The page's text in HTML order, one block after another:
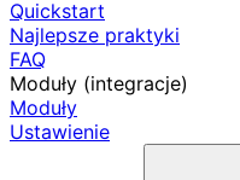
Quickstart
Najlepsze praktyki
FAQ
Moduły (integracje)
Moduły
Ustawienie